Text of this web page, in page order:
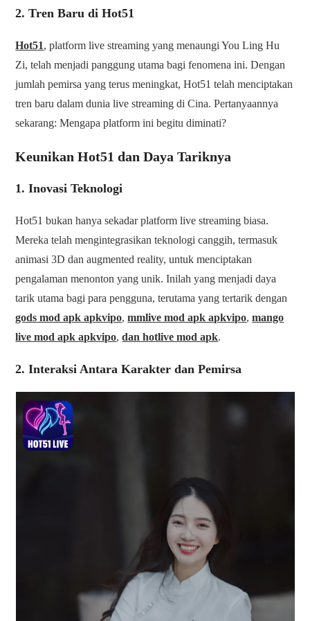
2. Tren Baru di Hot51
Hot51, platform live streaming yang menaungi You Ling Hu
Zi, telah menjadi panggung utama bagi fenomena ini. Dengan
jumlah pemirsa yang terus meningkat, Hot51 telah menciptakan
tren baru dalam dunia live streaming di Cina. Pertanyaannya
sekarang: Mengapa platform ini begitu diminati?
Keunikan Hot51 dan Daya Tariknya
1. Inovasi Teknologi
Hot51 bukan hanya sekadar platform live streaming biasa.
Mereka telah mengintegrasikan teknologi canggih, termasuk
animasi 3D dan augmented reality, untuk menciptakan
pengalaman menonton yang unik. Inilah yang menjadi daya
tarik utama bagi para pengguna, terutama yang tertarik dengan
gods mod apk apkvipo,mmlive mod apk apkvipo,mango
live mod apk apkvipo,dan hotlive mod apk.
2. Interaksi Antara Karakter dan Pemirsa